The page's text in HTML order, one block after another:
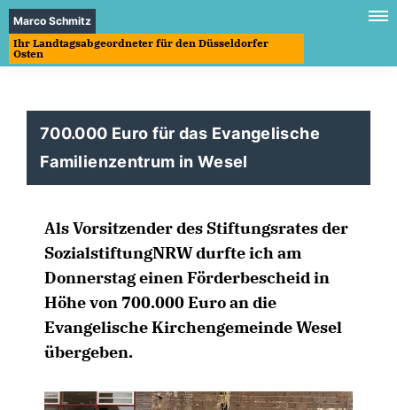
Marco Schmitz
Ihr Landtagsabgeordneter für den Düsseldorfer
Osten
700.000 Euro für das Evangelische
Familienzentrum in Wesel
Als Vorsitzender des Stiftungsrates der
SozialstiftungNRW durfte ich am
Donnerstag einen Förderbescheid in
Höhe von 700.000 Euro an die
Evangelische Kirchengemeinde Wesel
übergeben.